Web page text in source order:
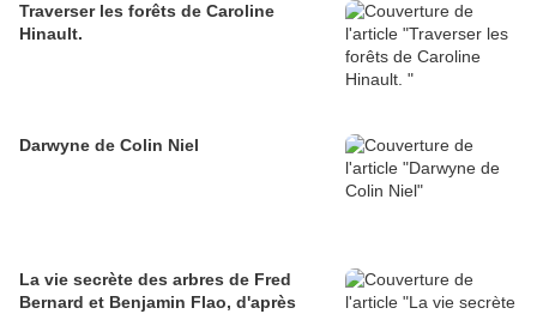
Traverser les forêts de Caroline
Hinault.
Darwyne de Colin Niel
La vie secrète des arbres de Fred
Bernard et Benjamin Flao, d'après